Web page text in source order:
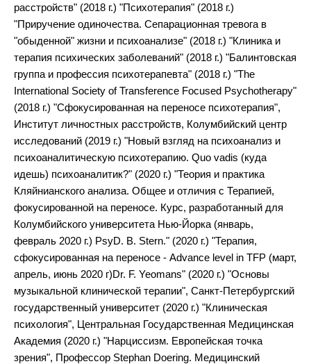
расстройств" (2018 г.) "Психотерапия" (2018 г.)
"Приручение одиночества. Сепарационная тревога в
"обыденной" жизни и психоанализе" (2018 г.) "Клиника и
терапия психических заболеваний" (2018 г.) "Балинтовская
группа и профессия психотерапевта" (2018 г.) "The
International Society of Transference Focused Psychotherapy"
(2018 г.) "Сфокусированная на переносе психотерапия",
Институт личностных расстройств, Колумбийский центр
исследований (2019 г.) "Новый взгляд на психоанализ и
психоаналитическую психотерапию. Quo vadis (куда
идешь) психоаналитик?" (2020 г.) "Теория и практика
Кляйнианского анализа. Общее и отличия с Терапией,
фокусированной на переносе. Курс, разработанный для
Колумбийского университета Нью-Йорка (январь,
февраль 2020 г.) PsyD. B. Stern." (2020 г.) "Терапия,
сфокусированная на переносе - Advance level in TFP (март,
апрель, июнь 2020 г)Dr. F. Yeomans" (2020 г.) "Основы
музыкальной клинической терапии", Санкт-Петербургский
государственный университет (2020 г.) "Клиническая
психология", Центральная Государственная Медицинская
Академия (2020 г.) "Нарциссизм. Европейская точка
зрения", Профессор Stephan Doering. Медицинский